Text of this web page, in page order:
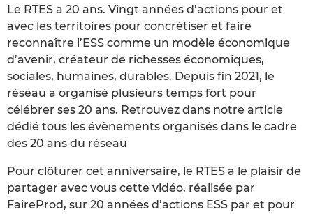
Le RTES a 20 ans. Vingt années d’actions pour et
avec les territoires pour concrétiser et faire
reconnaître l’ESS comme un modèle économique
d’avenir, créateur de richesses économiques,
sociales, humaines, durables. Depuis fin 2021, le
réseau a organisé plusieurs temps fort pour
célébrer ses 20 ans. Retrouvez dans notre article
dédié tous les évènements organisés dans le cadre
des 20 ans du réseau
Pour clôturer cet anniversaire, le RTES a le plaisir de
partager avec vous cette vidéo, réalisée par
FaireProd, sur 20 années d’actions ESS par et pour